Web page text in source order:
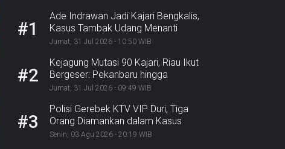
#1
Ade Indrawan Jadi Kajari Bengkalis,
Kasus Tambak Udang Menanti
Jumat, 31 Jul 2026 - 10:50 WIB
#2
Kejagung Mutasi 90 Kajari, Riau Ikut
Bergeser: Pekanbaru hingga
Bengkalis
Jumat, 31 Jul 2026 - 09:49 WIB
#3
Polisi Gerebek KTV VIP Duri, Tiga
Orang Diamankan dalam Kasus
Dugaan Ekstasi
Senin, 03 Agu 2026 - 20:19 WIB